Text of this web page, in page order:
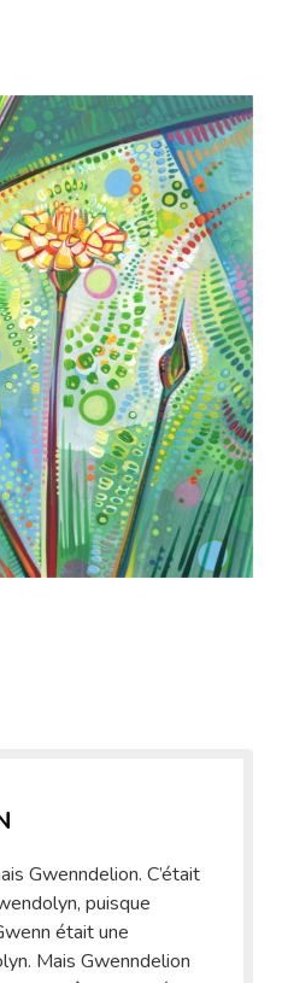
Gwenndelion. C’était
puisque
était une
Mais Gwenndelion